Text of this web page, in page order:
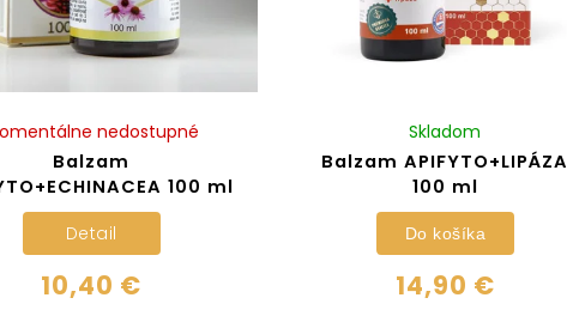
Balzam
100 ml
nedostupné
10,40 €
Detail
Balzam APIFYTO+LIPÁZA
100 ml
Skladom
14,90 €
Do košíka